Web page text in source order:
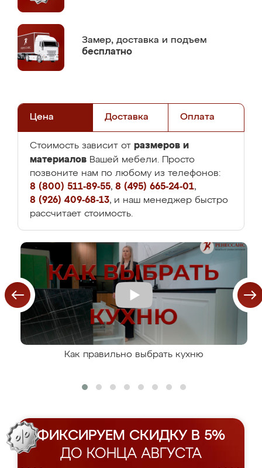
Замер, доставка и подъем
бесплатно
Цена Доставка Оплата
Стоимость зависит от размеров и
материалов Вашей мебели. Просто
позвоните нам по любому из телефонов:
8 (800) 511-89-55, 8 (495) 665-24-01,
8 (926) 409-68-13, и наш менеджер быстро
рассчитает стоимость.
Как правильно выбрать кухню
ФИКСИРУЕМ СКИДКУ В 5%
ДО КОНЦА АВГУСТА